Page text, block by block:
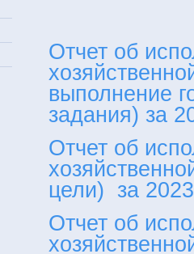
Отчет об
выполнение
задания) за
Отчет об
цели) за
Отчет об